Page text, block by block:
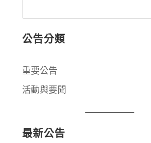
公告分類
重要公告
活動與要聞
最新公告